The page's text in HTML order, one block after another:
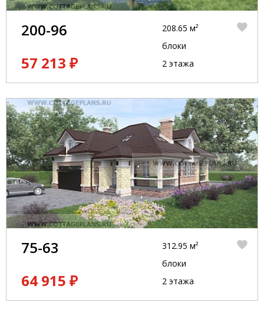
200-96
57 213 ₽
208.65 м²
блоки
2 этажа
75-63
64 915 ₽
312.95 м²
блоки
2 этажа